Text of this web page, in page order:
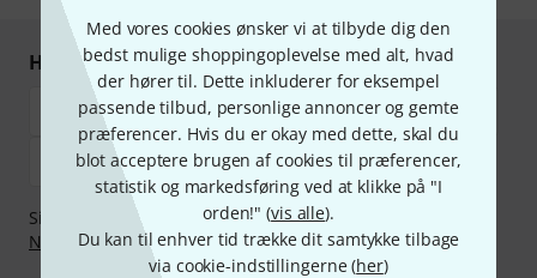
Med vores cookies ønsker vi at tilbyde dig den
bedst mulige shoppingoplevelse med alt, hvad
der hører til. Dette inkluderer for eksempel
passende tilbud, personlige annoncer og gemte
præferencer. Hvis du er okay med dette, skal du
blot acceptere brugen af cookies til præferencer,
statistik og markedsføring ved at klikke på "I
orden!" (vis alle).
Du kan til enhver tid trække dit samtykke tilbage
via cookie-indstillingerne (her)
Handl og betal sikkert
Sikker betaling med Bankoverførsel, PayPal,
Nu
Klarna betaling i rater eller Kreditkort.